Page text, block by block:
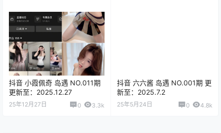
抖音 小霞佩奇 岛遇 NO.011期
更新至：2025.12.27
25年12月27日 0 3.3k
抖音 六六酱 岛遇 NO.001期 更
新至：2025.7.2
25年5月24日 0 4.8k